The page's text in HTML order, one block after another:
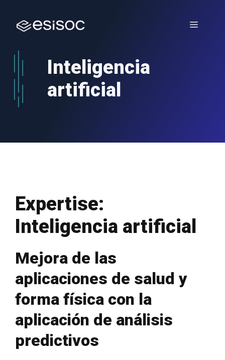
contenido
Menú
Inteligencia
artificial
Expertise:
Inteligencia artificial
Mejora de las
aplicaciones de salud y
forma física con la
aplicación de análisis
predictivos